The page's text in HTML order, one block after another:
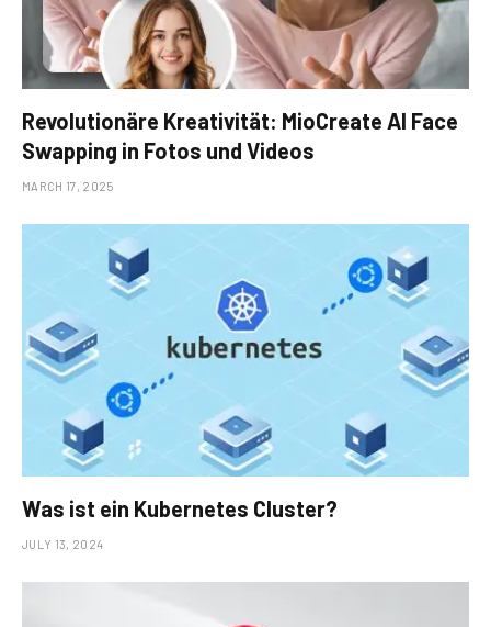
Revolutionäre Kreativität: MioCreate AI Face
Swapping in Fotos und Videos
MARCH 17, 2025
Was ist ein Kubernetes Cluster?
JULY 13, 2024